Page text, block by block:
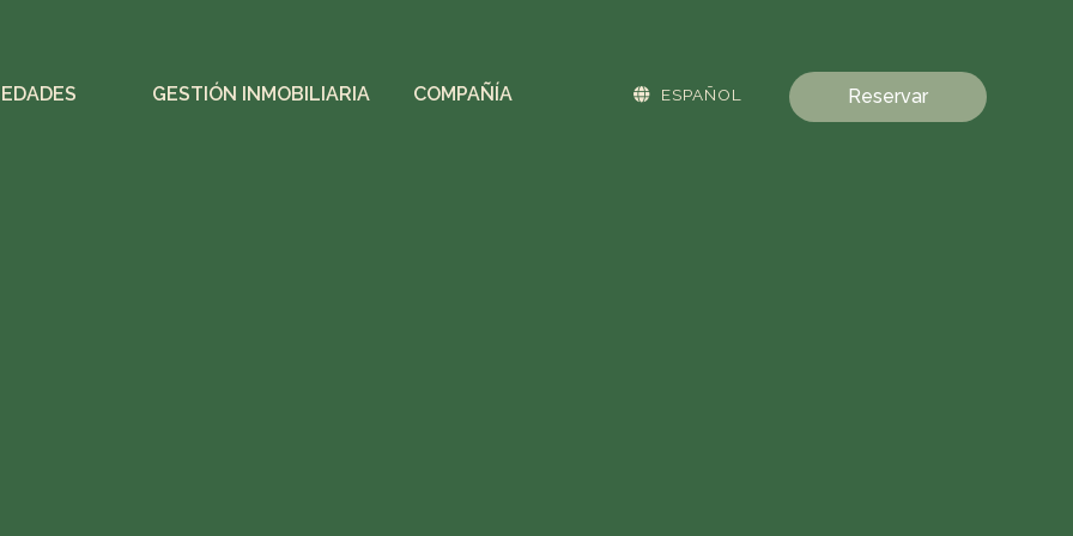
GESTIÓN INMOBILIARIA COMPAÑÍA ESPAÑOL Reservar